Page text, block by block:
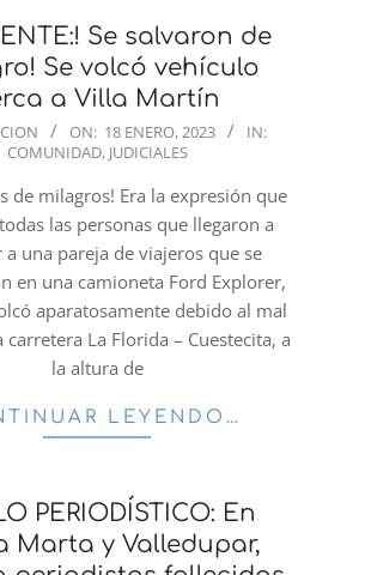
Se salvaron de
Se volcó vehículo
a Villa Martín
ON: 18 ENERO, 2023
IN:
COMUNIDAD, JUDICIALES
de milagros! Era la expresión que
las personas que llegaron a
a una pareja de viajeros que se
en una camioneta Ford Explorer,
aparatosamente debido al mal
carretera La Florida – Cuestecita, a
la altura de
LEYENDO…
PERIODÍSTICO: En
Marta y Valledupar,